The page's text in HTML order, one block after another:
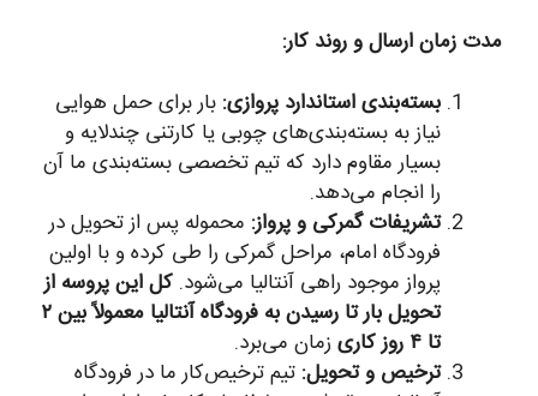
مدت زمان ارسال و روند کار:
بسته‌بندی استاندارد پروازی: بار برای حمل هوایی
نیاز به بسته‌بندی‌های چوبی یا کارتنی چندلایه و
بسیار مقاوم دارد که تیم تخصصی بسته‌بندی ما آن
را انجام می‌دهد.
تشریفات گمرکی و پرواز: محموله پس از تحویل در
فرودگاه امام، مراحل گمرکی را طی کرده و با اولین
پرواز موجود راهی آنتالیا می‌شود. کل این پروسه از
تحویل بار تا رسیدن به فرودگاه آنتالیا معمولاً بین ۲
تا ۴ روز کاری
زمان می‌برد.
ترخیص و تحویل: تیم ترخیص‌کار ما در فرودگاه